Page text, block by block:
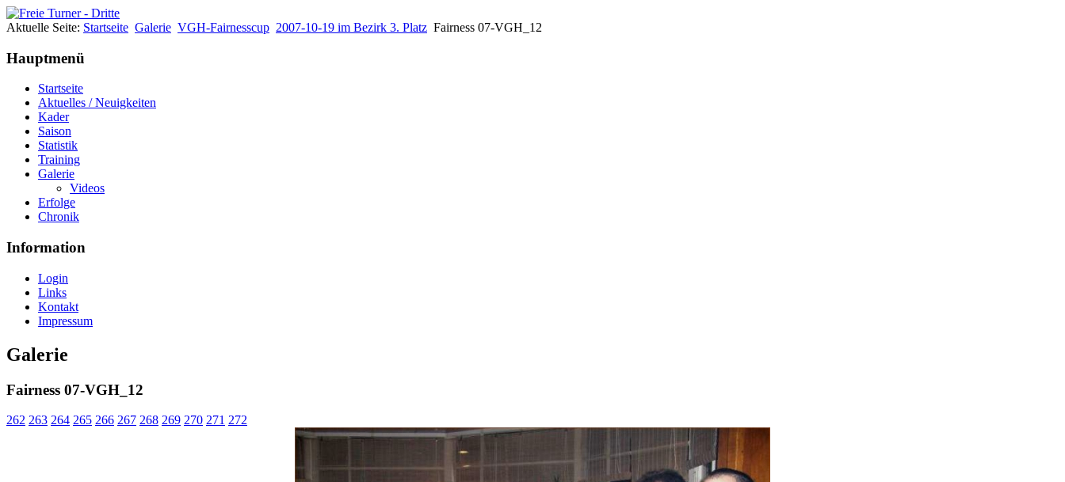
Aktuelle Seite: Startseite Galerie VGH-Fairnesscup 2007-10-19 im Bezirk 3. Platz Fairness 07-VGH_12
Hauptmenü
Startseite
Aktuelles / Neuigkeiten
Kader
Saison
Statistik
Training
Galerie
Videos
Erfolge
Chronik
Information
Login
Links
Kontakt
Impressum
Galerie
Fairness 07-VGH_12
262 263 264 265 266 267 268 269 270 271 272